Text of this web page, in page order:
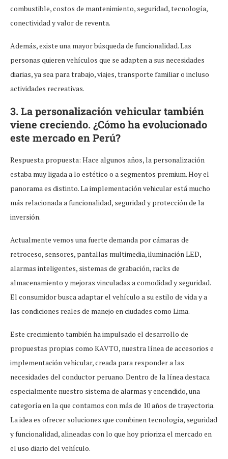
combustible, costos de mantenimiento, seguridad, tecnología,
conectividad y valor de reventa.
Además, existe una mayor búsqueda de funcionalidad. Las
personas quieren vehículos que se adapten a sus necesidades
diarias, ya sea para trabajo, viajes, transporte familiar o incluso
actividades recreativas.
3. La personalización vehicular también
viene creciendo. ¿Cómo ha evolucionado
este mercado en Perú?
Respuesta propuesta: Hace algunos años, la personalización
estaba muy ligada a lo estético o a segmentos premium. Hoy el
panorama es distinto. La implementación vehicular está mucho
más relacionada a funcionalidad, seguridad y protección de la
inversión.
Actualmente vemos una fuerte demanda por cámaras de
retroceso, sensores, pantallas multimedia, iluminación LED,
alarmas inteligentes, sistemas de grabación, racks de
almacenamiento y mejoras vinculadas a comodidad y seguridad.
El consumidor busca adaptar el vehículo a su estilo de vida y a
las condiciones reales de manejo en ciudades como Lima.
Este crecimiento también ha impulsado el desarrollo de
propuestas propias como KAVTO, nuestra línea de accesorios e
implementación vehicular, creada para responder a las
necesidades del conductor peruano. Dentro de la línea destaca
especialmente nuestro sistema de alarmas y encendido, una
categoría en la que contamos con más de 10 años de trayectoria.
La idea es ofrecer soluciones que combinen tecnología, seguridad
y funcionalidad, alineadas con lo que hoy prioriza el mercado en
el uso diario del vehículo.